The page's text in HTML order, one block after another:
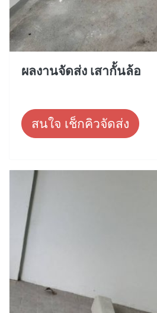
ผลงานจัดส่ง เสากั้นล้อ
สนใจ เช็กคิวจัดส่ง